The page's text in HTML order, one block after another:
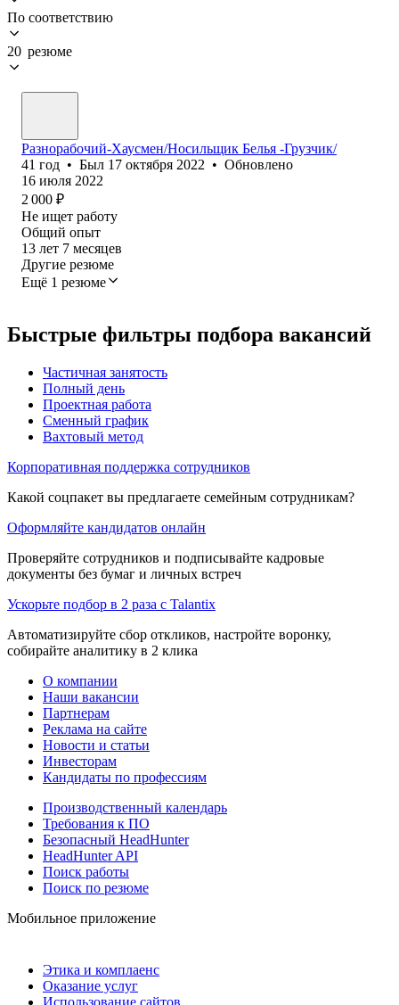
По соответствию
20 резюме
Разнорабочий-Хаусмен/Носильщик Белья -Грузчик/
41 год • Был 17 октября 2022 • Обновлено
16 июля 2022
2 000 ₽
Не ищет работу
Общий опыт
13 лет 7 месяцев
Другие резюме
Ещё 1 резюме
Быстрые фильтры подбора вакансий
Частичная занятость
Полный день
Проектная работа
Сменный график
Вахтовый метод
Корпоративная поддержка сотрудников
Какой соцпакет вы предлагаете семейным сотрудникам?
Оформляйте кандидатов онлайн
Проверяйте сотрудников и подписывайте кадровые
документы без бумаг и личных встреч
Ускорьте подбор в 2 раза с Talantix
Автоматизируйте сбор откликов, настройте воронку,
собирайте аналитику в 2 клика
О компании
Наши вакансии
Партнерам
Реклама на сайте
Новости и статьи
Инвесторам
Кандидаты по профессиям
Производственный календарь
Требования к ПО
Безопасный HeadHunter
HeadHunter API
Поиск работы
Поиск по резюме
Мобильное приложение
Этика и комплаенс
Оказание услуг
Использование сайтов